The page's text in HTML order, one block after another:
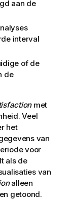
aan de
interval
of de
de
met
Veel
het
van
voor
als de
van
alleen
getoond.